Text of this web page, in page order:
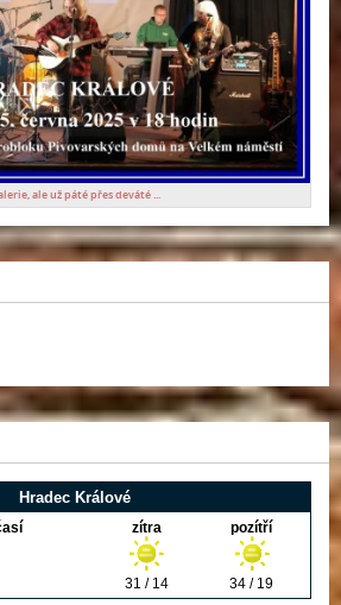
ale už páté přes deváté ...